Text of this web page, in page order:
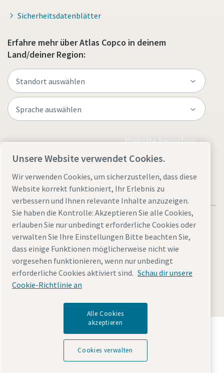
Sicherheitsdatenblätter
Erfahre mehr über Atlas Copco in deinem
Land/deiner Region:
Website besuchen
Rechtliche Hinweise und Datenschutzerklärung
Cookies verwaltenBarrierefreiheitSitemap
Entdecken Sie, wie die Atlas Copco Group
Technologien ermöglicht, die die Zukunft verändern.
Besuchen Sie die Website der Atlas Copco Group
Unsere Website verwendet Cookies.
Wir verwenden Cookies, um sicherzustellen, dass diese
Website korrekt funktioniert, Ihr Erlebnis zu
verbessern und Ihnen relevante Inhalte anzuzeigen.
Sie haben die Kontrolle: Akzeptieren Sie alle Cookies,
erlauben Sie nur unbedingt erforderliche Cookies oder
verwalten Sie Ihre Einstellungen Bitte beachten Sie,
dass einige Funktionen möglicherweise nicht wie
vorgesehen funktionieren, wenn nur unbedingt
erforderliche Cookies aktiviert sind. Schau dir unsere
Cookie-Richtlinie an
Alle Cookies
akzeptieren
Cookies verwalten